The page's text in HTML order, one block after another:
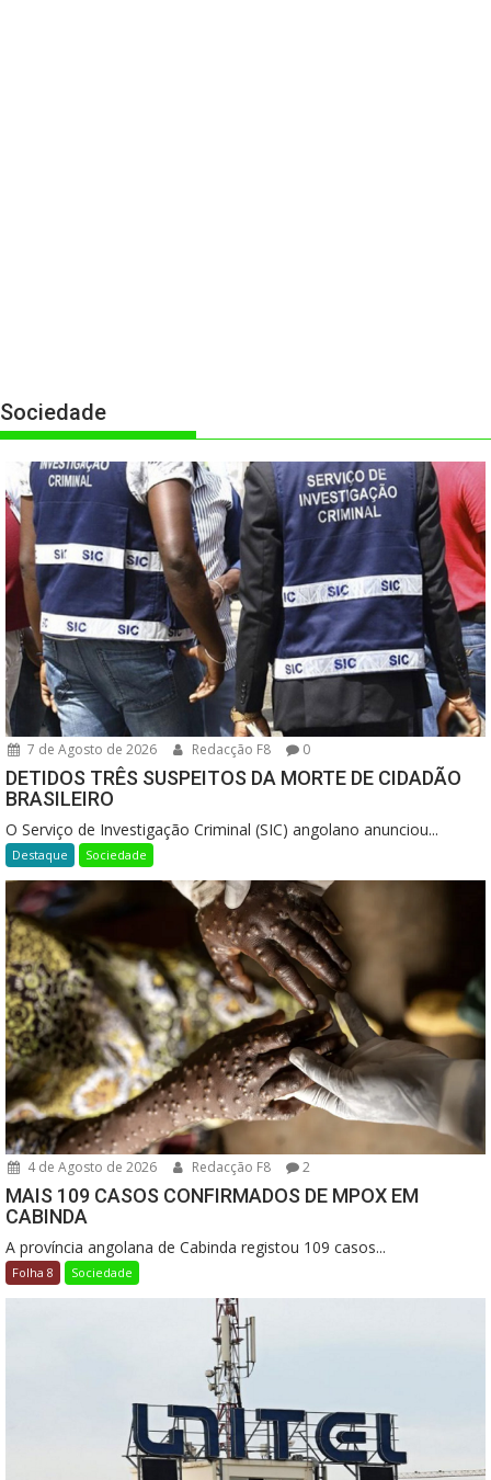
Sociedade
7 de Agosto de 2026 Redacção F8 0
DETIDOS TRÊS SUSPEITOS DA MORTE DE CIDADÃO
BRASILEIRO
O Serviço de Investigação Criminal (SIC) angolano anunciou...
Destaque Sociedade
4 de Agosto de 2026 Redacção F8 2
MAIS 109 CASOS CONFIRMADOS DE MPOX EM
CABINDA
A província angolana de Cabinda registou 109 casos...
Folha 8 Sociedade